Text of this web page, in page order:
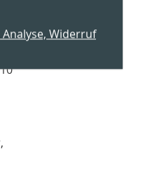
Widerruf